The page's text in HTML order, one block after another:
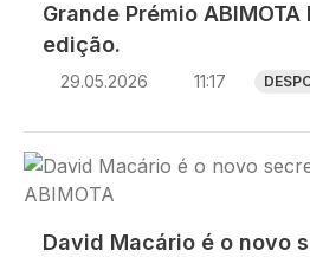
Grande Prémio
edição.
29.05.2026 11:17
Imagem
David Macário é o novo